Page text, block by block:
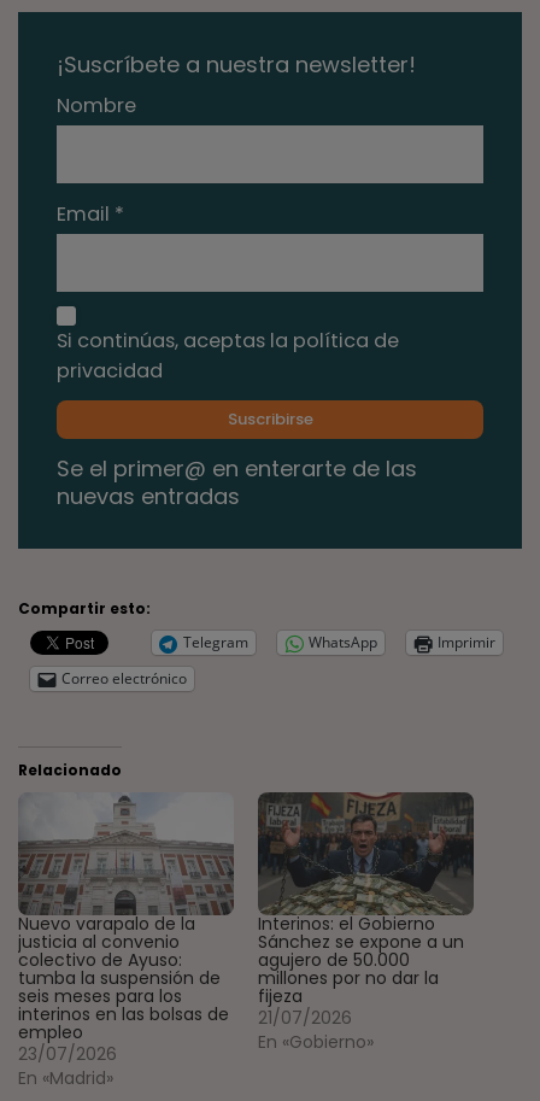
¡Suscríbete a nuestra newsletter!
Nombre
Email *
Si continúas, aceptas la política de
privacidad
Se el primer@ en enterarte de las
nuevas entradas
Compartir esto:
Telegram
WhatsApp
Imprimir
Correo electrónico
Relacionado
Nuevo varapalo de la
justicia al convenio
colectivo de Ayuso:
tumba la suspensión de
seis meses para los
interinos en las bolsas de
empleo
23/07/2026
En «Madrid»
Interinos: el Gobierno
Sánchez se expone a un
agujero de 50.000
millones por no dar la
fijeza
21/07/2026
En «Gobierno»